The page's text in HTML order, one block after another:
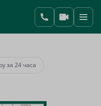
8 461 847 руб.
за 24 часа